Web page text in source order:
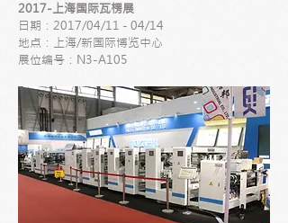
2017-上海国际瓦楞展
日期：2017/04/11 - 04/14
地点：上海/新国际博览中心
展位编号：N3-A105